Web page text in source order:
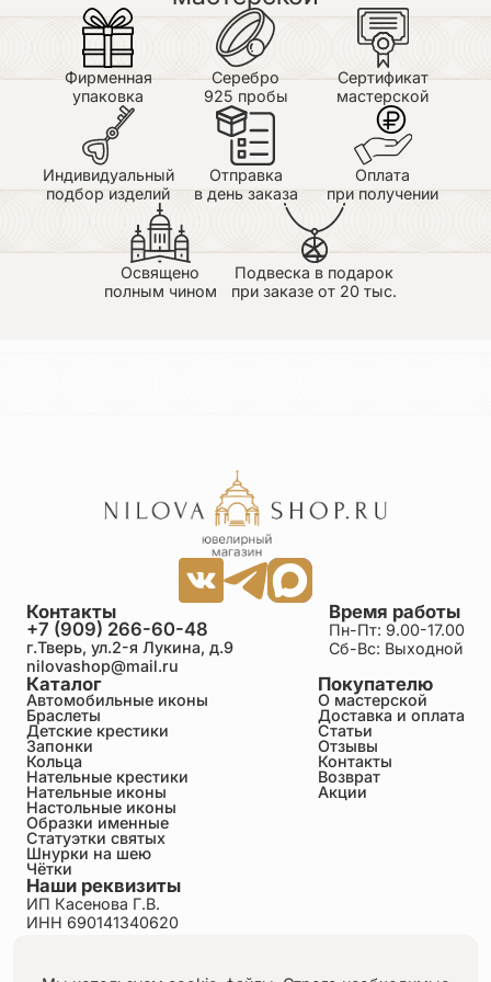
Достоинства: Очень красивый, как и все изделия,
которые я заказывала! Не маленький.
Качественное исполнение. Заказывали на день
рождение моей маме. Подарком очень довольна,
носит как защиту и одновременно как очень
красивое украшение. Носит уже почти год,
позолота на месте, вид не изменился. Спасибо!
Фирменная
упаковка
Серебро
925 пробы
Сертификат
мастерской
Индивидуальный
подбор изделий
Отправка
в день заказа
Оплата
при получении
Освящено
полным чином
Подвеска в подарок
при заказе от 20 тыс.
Каталог
Автомобильные иконы
Браслеты
Детские крестики
Запонки
Кольца
Нательные крестики
Нательные иконы
Настольные иконы
Образки именные
Статуэтки святых
Шнурки на шею
Чётки
Покупателю
О мастерской
Доставка и оплата
Статьи
Отзывы
Контакты
Возврат
Акции
Время работы
Пн-Пт: 9.00-17.00
Сб-Вс: Выходной
Контакты
+7 (909) 266-60-48
г.Тверь, ул.2-я Лукина, д.9
nilovashop@mail.ru
Наши реквизиты
ИП Касенова Г.В.
ИНН 690141340620
Пользовательское соглашение